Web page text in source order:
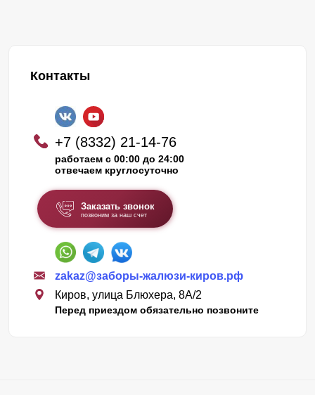
Контакты
+7 (8332) 21-14-76
работаем с 00:00 до 24:00
отвечаем круглосуточно
Заказать звонок
позвоним за наш счет
zakaz@заборы-жалюзи-киров.рф
Киров, улица Блюхера, 8А/2
Перед приездом обязательно позвоните